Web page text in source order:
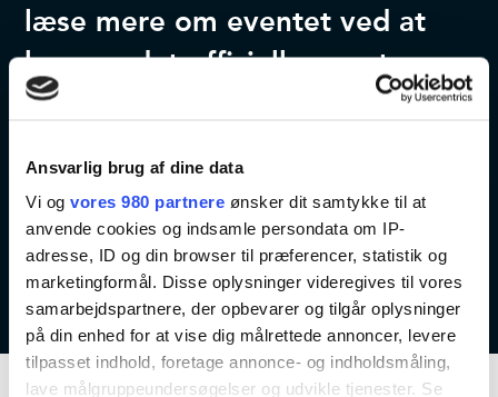
Ansvarlig brug af dine data
Vi og vores 980 partnere ønsker dit samtykke til at
anvende cookies og indsamle persondata om IP-
adresse, ID og din browser til præferencer, statistik og
marketingformål. Disse oplysninger videregives til vores
samarbejdspartnere, der opbevarer og tilgår oplysninger
på din enhed for at vise dig målrettede annoncer, levere
tilpasset indhold, foretage annonce- og indholdsmåling,
lave målgruppeundersøgelser og udvikle tjenester. Se
læse mere om eventet ved at
besøge det officielle event
website:
Kontakt os